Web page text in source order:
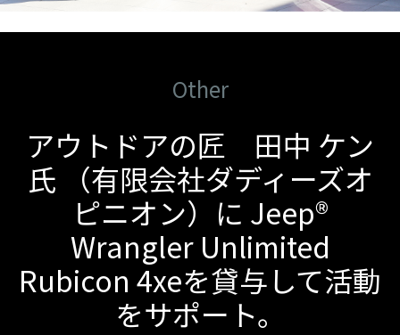
Other
アウトドアの匠 田中 ケン
氏 （有限会社ダディーズオ
ピニオン）に Jeep®
Wrangler Unlimited
Rubicon 4xeを貸与して活動
をサポート。